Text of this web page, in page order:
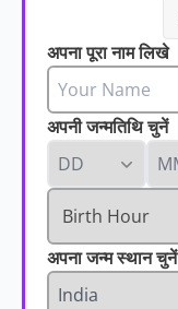
अपना पूरा नाम लिखे
अपनी जन्मतिथि चुनें
अपना जन्म स्थान चुनें